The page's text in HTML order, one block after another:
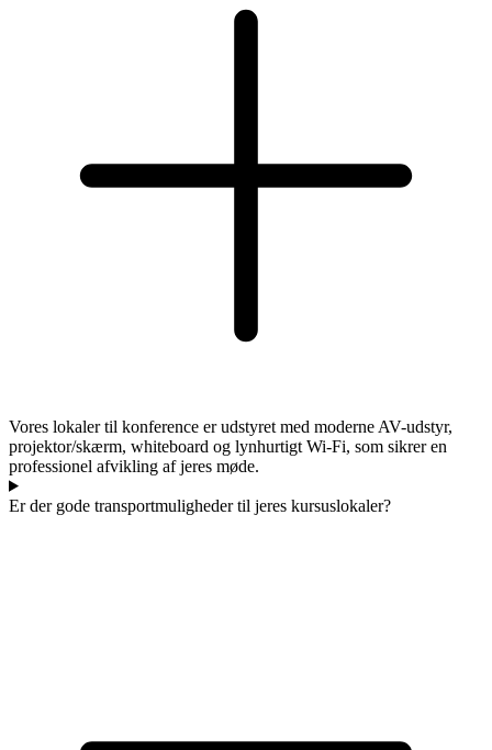
Vores lokaler til konference er udstyret med moderne AV-udstyr,
projektor/skærm, whiteboard og lynhurtigt Wi-Fi, som sikrer en
professionel afvikling af jeres møde.
Er der gode transportmuligheder til jeres kursuslokaler?